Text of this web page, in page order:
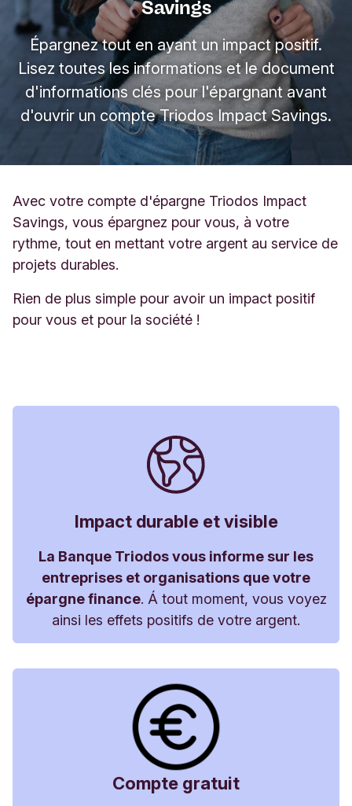
Savings
Épargnez tout en ayant un impact positif.
Lisez toutes les informations et le document
d'informations clés pour l'épargnant avant
d'ouvrir un compte Triodos Impact Savings.
Avec votre compte d'épargne Triodos Impact
Savings, vous épargnez pour vous, à votre
rythme, tout en mettant votre argent au service de
projets durables.
Rien de plus simple pour avoir un impact positif
pour vous et pour la société !
Impact durable et visible
La Banque Triodos vous informe sur les
entreprises et organisations que votre
épargne finance. Á tout moment, vous voyez
ainsi les effets positifs de votre argent.
Compte gratuit